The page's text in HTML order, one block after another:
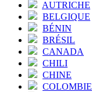
AUTRICHE
BELGIQUE
BÉNIN
BRÉSIL
CANADA
CHILI
CHINE
COLOMBIE